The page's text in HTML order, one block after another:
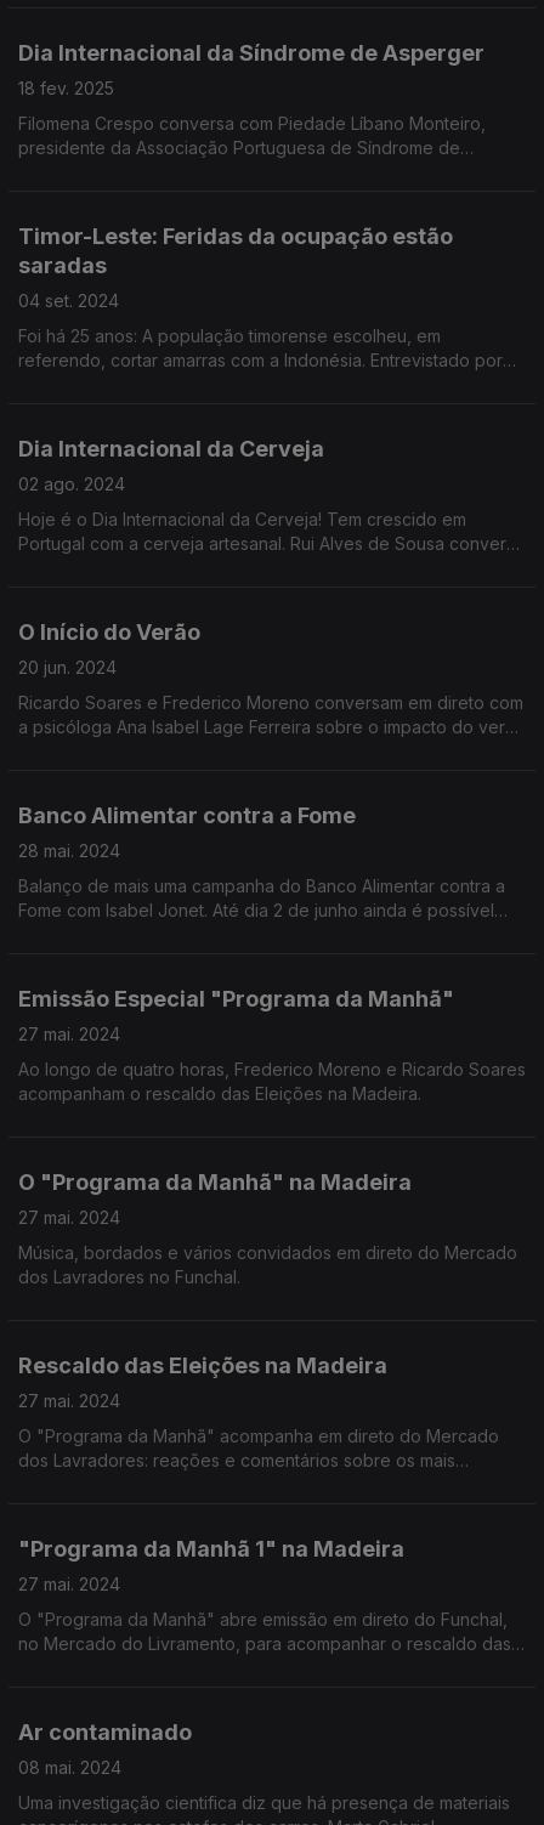
Dia Internacional da Síndrome de Asperger
18 fev. 2025
Filomena Crespo conversa com Piedade Líbano Monteiro,
presidente da Associação Portuguesa de Síndrome de
Timor-Leste: Feridas da ocupação estão
saradas
04 set. 2024
Foi há 25 anos: A população timorense escolheu, em
referendo, cortar amarras com a Indonésia. Entrevistado por
Dia Internacional da Cerveja
02 ago. 2024
Hoje é o Dia Internacional da Cerveja! Tem crescido em
Portugal com a cerveja artesanal. Rui Alves de Sousa conversa
O Início do Verão
20 jun. 2024
Ricardo Soares e Frederico Moreno conversam em direto com
a psicóloga Ana Isabel Lage Ferreira sobre o impacto do verão
Banco Alimentar contra a Fome
28 mai. 2024
Balanço de mais uma campanha do Banco Alimentar contra a
Fome com Isabel Jonet. Até dia 2 de junho ainda é possível
Emissão Especial "Programa da Manhã"
27 mai. 2024
Ao longo de quatro horas, Frederico Moreno e Ricardo Soares
acompanham o rescaldo das Eleições na Madeira.
O "Programa da Manhã" na Madeira
27 mai. 2024
Música, bordados e vários convidados em direto do Mercado
dos Lavradores no Funchal.
Rescaldo das Eleições na Madeira
27 mai. 2024
O "Programa da Manhã" acompanha em direto do Mercado
dos Lavradores: reações e comentários sobre os mais
"Programa da Manhã 1" na Madeira
27 mai. 2024
O "Programa da Manhã" abre emissão em direto do Funchal,
no Mercado do Livramento, para acompanhar o rescaldo das
Ar contaminado
08 mai. 2024
Uma investigação cientifica diz que há presença de materiais